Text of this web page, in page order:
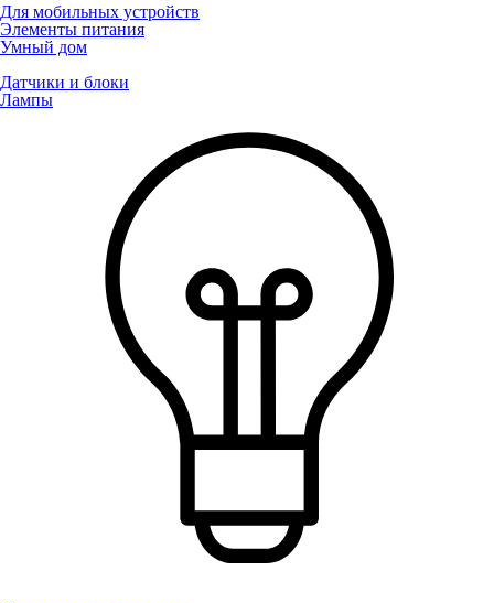
Для мобильных устройств
Элементы питания
Умный дом
Датчики и блоки
Лампы